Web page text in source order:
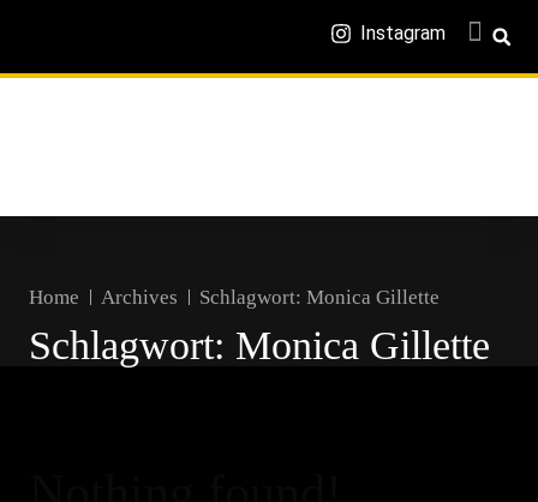
Instagram
Home Archives Schlagwort: Monica Gillette
Schlagwort: Monica Gillette